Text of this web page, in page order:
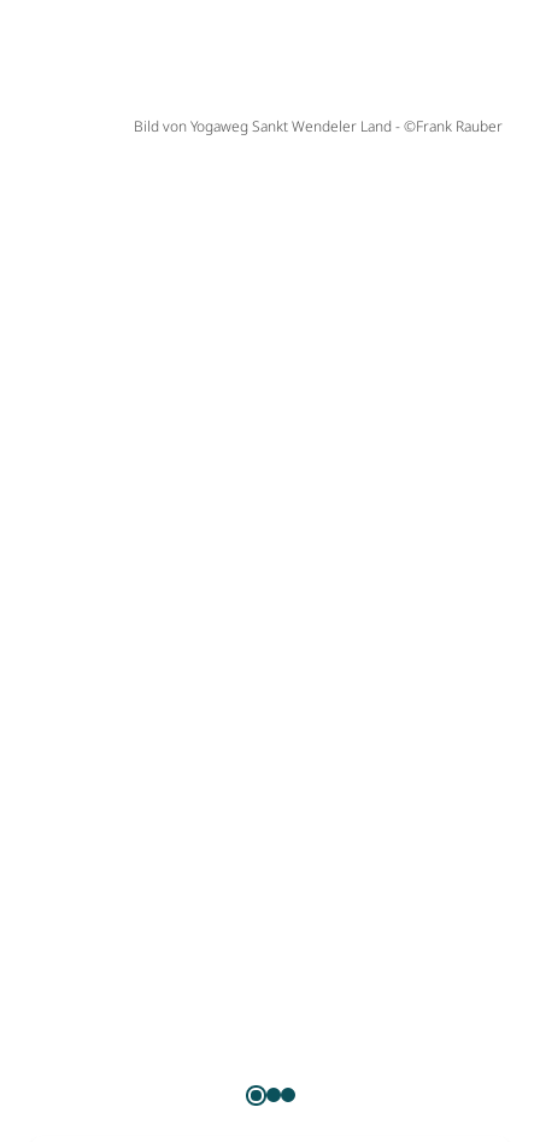
Bild von Yogaweg Sankt Wendeler Land - ©Frank Rauber